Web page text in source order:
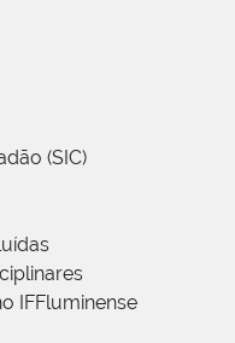
(SIC)
IFFluminense